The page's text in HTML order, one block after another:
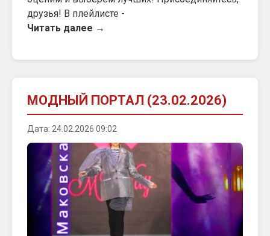
друзья! В плейлисте -
Читать далее →
МОДНЫЙ ПОРТАЛ (23.02.2026)
Дата: 24.02.2026 09:02